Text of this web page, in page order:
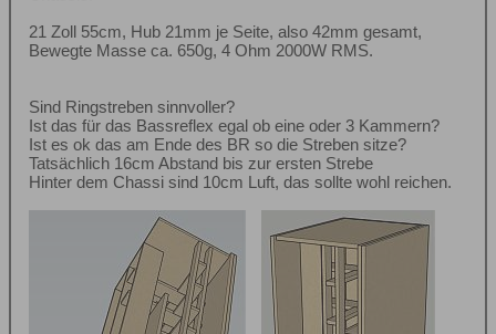
21 Zoll 55cm, Hub 21mm je Seite, also 42mm gesamt,
Bewegte Masse ca. 650g, 4 Ohm 2000W RMS.
Sind Ringstreben sinnvoller?
Ist das für das Bassreflex egal ob eine oder 3 Kammern?
Ist es ok das am Ende des BR so die Streben sitze?
Tatsächlich 16cm Abstand bis zur ersten Strebe
Hinter dem Chassi sind 10cm Luft, das sollte wohl reichen.